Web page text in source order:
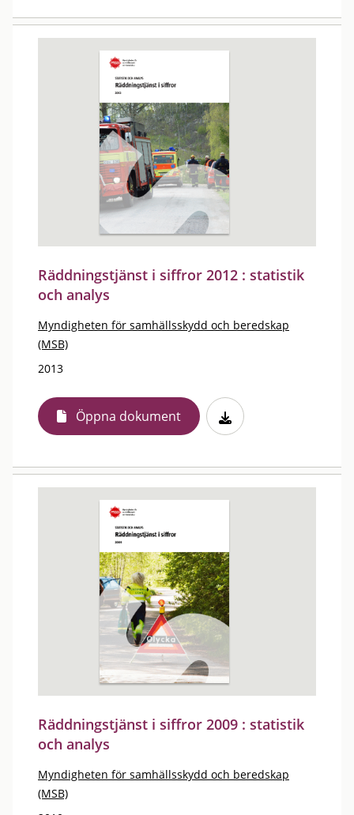
Räddningstjänst i siffror 2012 : statistik
och analys
Myndigheten för samhällsskydd och beredskap
(MSB)
2013
Öppna dokument
Räddningstjänst i siffror 2009 : statistik
och analys
Myndigheten för samhällsskydd och beredskap
(MSB)